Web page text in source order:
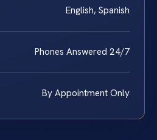
English, Spanish
Phones Answered 24/7
By Appointment Only